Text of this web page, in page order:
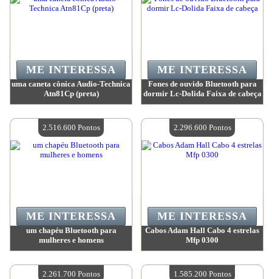
uma caneta cônica Audio-Technica
Atn81Cp (preta)
Quantidade disponível:4
ME INTERESSA
Fones de ouvido Bluetooth para
dormir Lc-Dolida Faixa de cabeça
Quantidade disponível:4
ME INTERESSA
um chapéu Bluetooth para
mulheres e homens
Quantidade disponível:4
ME INTERESSA
2.516.600 Pontos
Cabos Adam Hall Cabo 4 estrelas
Mfp 0300
Quantidade disponível:4
ME INTERESSA
2.296.600 Pontos
2.261.700 Pontos 1.585.200 Pontos